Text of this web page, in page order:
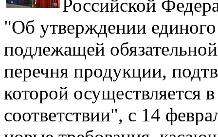
Российской
"Об утверждении
подлежащей
перечня продукции,
которой осуществляется
соответствии", с 14